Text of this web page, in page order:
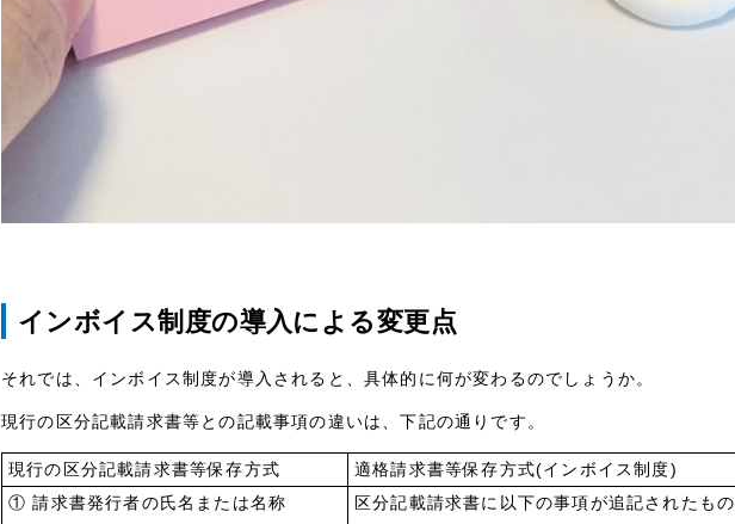
インボイス制度の導入による変更点
それでは、インボイス制度が導入されると、具体的に何が変わるのでしょうか。
現行の区分記載請求書等との記載事項の違いは、下記の通りです。
現行の区分記載請求書等保存方式 適格請求書等保存方式(インボイス制度)
① 請求書発行者の氏名または名称
区分記載請求書に以下の事項が追記されたもの